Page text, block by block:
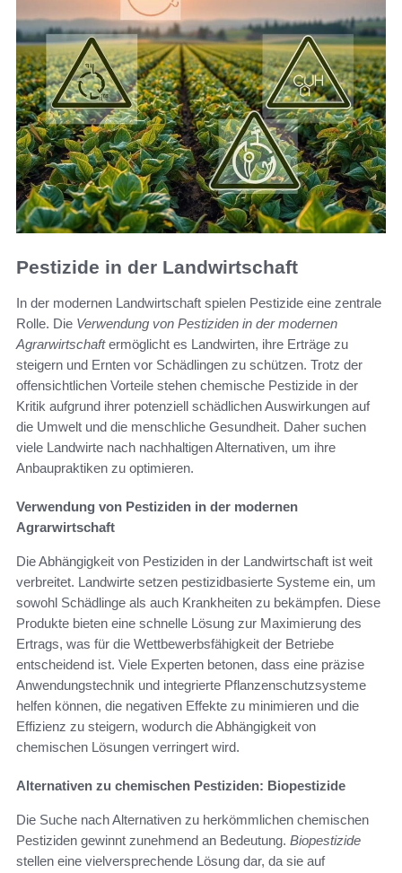
Pestizide in der Landwirtschaft
In der modernen Landwirtschaft spielen Pestizide eine zentrale
Rolle. Die Verwendung von Pestiziden in der modernen
Agrarwirtschaftermöglicht es Landwirten, ihre Erträge zu
steigern und Ernten vor Schädlingen zu schützen. Trotz der
offensichtlichen Vorteile stehen chemische Pestizide in der
Kritik aufgrund ihrer potenziell schädlichen Auswirkungen auf
die Umwelt und die menschliche Gesundheit. Daher suchen
viele Landwirte nach nachhaltigen Alternativen, um ihre
Anbaupraktiken zu optimieren.
Verwendung von Pestiziden in der modernen
Agrarwirtschaft
Die Abhängigkeit von Pestiziden in der Landwirtschaft ist weit
verbreitet. Landwirte setzen pestizidbasierte Systeme ein, um
sowohl Schädlinge als auch Krankheiten zu bekämpfen. Diese
Produkte bieten eine schnelle Lösung zur Maximierung des
Ertrags, was für die Wettbewerbsfähigkeit der Betriebe
entscheidend ist. Viele Experten betonen, dass eine präzise
Anwendungstechnik und integrierte Pflanzenschutzsysteme
helfen können, die negativen Effekte zu minimieren und die
Effizienz zu steigern, wodurch die Abhängigkeit von
chemischen Lösungen verringert wird.
Alternativen zu chemischen Pestiziden: Biopestizide
Die Suche nach Alternativen zu herkömmlichen chemischen
Pestiziden gewinnt zunehmend an Bedeutung. Biopestizide
stellen eine vielversprechende Lösung dar, da sie auf